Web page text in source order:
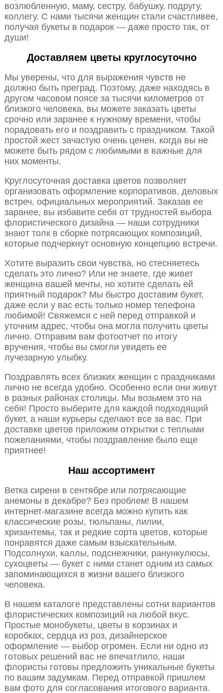
возлюбленную, маму, сестру, бабушку, подругу,
коллегу. С нами тысячи женщин стали счастливее,
получая букеты в подарок — даже просто так, от
души!
Доставляем цветы круглосуточно
Мы уверены, что для выражения чувств не
должно быть преград. Поэтому, даже находясь в
другом часовом поясе за тысячи километров от
близкого человека, вы можете заказать цветы
срочно или заранее к нужному времени, чтобы
порадовать его и поздравить с праздником. Такой
простой жест зачастую очень ценен, когда вы не
можете быть рядом с любимыми в важные для
них моменты.
Круглосуточная доставка цветов позволяет
организовать оформление корпоративов, деловых
встреч, официальных мероприятий. Заказав ее
заранее, вы избавите себя от трудностей выбора
флористического дизайна — наши сотрудники
знают толк в сборке потрясающих композиций,
которые подчеркнут основную концепцию встречи.
Хотите выразить свои чувства, но стесняетесь
сделать это лично? Или не знаете, где живет
женщина вашей мечты, но хотите сделать ей
приятный подарок? Мы быстро доставим букет,
даже если у вас есть только номер телефона
любимой! Свяжемся с ней перед отправкой и
уточним адрес, чтобы она могла получить цветы
лично. Отправим вам фотоотчет по итогу
вручения, чтобы вы смогли увидеть ее
лучезарную улыбку.
Поздравлять всех близких женщин с праздниками
лично не всегда удобно. Особенно если они живут
в разных районах столицы. Мы возьмем это на
себя! Просто выберите для каждой подходящий
букет, а наши курьеры сделают все за вас. При
доставке цветов приложим открытки с теплыми
пожеланиями, чтобы поздравление было еще
приятнее!
Наш ассортимент
Ветка сирени в сентябре или потрясающие
анемоны в декабре? Без проблем! В нашем
интернет-магазине всегда можно купить как
классические розы, тюльпаны, лилии,
хризантемы, так и редкие сорта цветов, которые
понравятся даже самым взыскательным.
Подсолнухи, каллы, подснежники, ранункулюсы,
сухоцветы — букет с ними станет одним из самых
запоминающихся в жизни вашего близкого
человека.
В нашем каталоге представлены сотни вариантов
флористических композиций на любой вкус.
Простые монобукеты, цветы в корзинах и
коробках, сердца из роз, дизайнерское
оформление — выбор огромен. Если ни одно из
готовых решений вас не впечатлило, наши
флористы готовы предложить уникальные букеты
по вашим задумкам. Перед отправкой пришлем
вам фото для согласования итогового варианта.